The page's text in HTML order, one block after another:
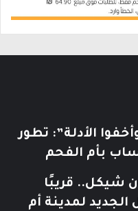
الأدلة”: تطور
بأم الفحم
600 مليون شيكل.. قريبًا
لمدينة أم